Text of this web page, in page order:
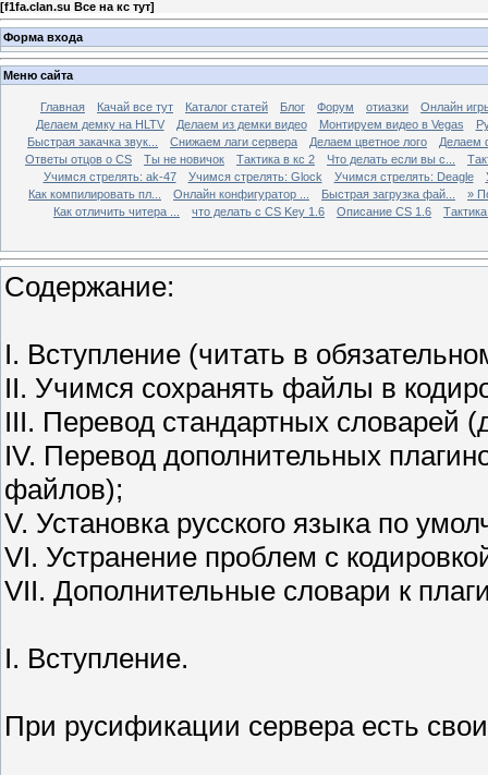
[f1fa.clan.su Все на кс тут]
Форма входа
Меню сайта
Главная Качай все тут Каталог статей Блог Форум отиазки
Онлайн
Делаем демку на HLTV
Делаем из демки видео Монтируем видео в Vegas
Быстрая закачка звук...
Снижаем лаги сервера Делаем цветное лого
Делаем
Ответы отцов о CS
Ты не новичок Тактика в кс 2 Что делать если вы с...
Учимся стрелять: ak-47
Учимся стрелять: Glock Учимся стрелять: Deagle
Как компилировать пл...
Онлайн конфигуратор ... Быстрая загрузка фай...
»
Как отличить читера ...
что делать с CS Key 1.6 Описание CS 1.6
Содержание:
I. Вступление (читать в
II. Учимся сохранять файлы в
III. Перевод стандартных словарей
IV. Перевод дополнительных
файлов);
V. Установка русского языка по
VI. Устранение проблем с
VII. Дополнительные словари к
I. Вступление.
При русификации сервера есть